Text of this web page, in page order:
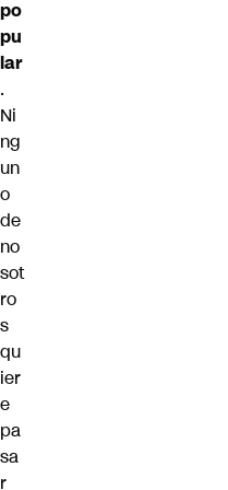
po
pu
lar
.
Ni
ng
un
o
de
no
sot
ro
s
qu
ier
e
pa
sa
r